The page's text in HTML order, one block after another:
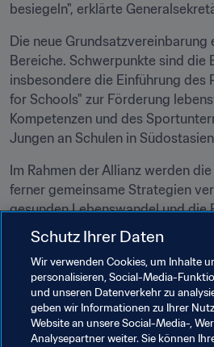
besiegeln", erklärte
Die neue
Bereiche. Schwerpunkte sind die
insbesondere die Einführung des
for Schools" zur Förderung
Kompetenzen und des
Jungen an Schulen in
Im Rahmen der Allianz werden
ferner gemeinsame Strategien
gesunden Lebenswandel und die
Fussball, insbesondere von
Weitere Kooperationsbereiche
des Kinderschutzes im Fussball
Integrität des Sports durch die
Bewusstseins für Fairness sowie
Schutz Ihrer Daten
Wir verwenden Cookies, um Inhalte
personalisieren, Social-Media-
und unseren Datenverkehr zu
geben wir Informationen zu Ihrer
Website an unsere Social-Media-,
Analysepartner weiter. Sie können